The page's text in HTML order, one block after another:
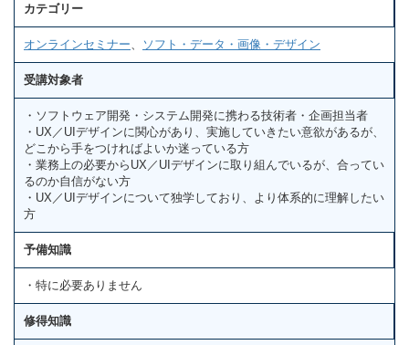
カテゴリー
オンラインセミナー ソフト・データ・画像・デザイン
受講対象者
・ソフトウェア開発・システム開発に携わる技術者・企画担当者
・UX／UIデザインに関心があり、実施していきたい意欲があるが、
どこから手をつければよいか迷っている方
・業務上の必要からUX／UIデザインに取り組んでいるが、合ってい
るのか自信がない方
・UX／UIデザインについて独学しており、より体系的に理解したい
方
予備知識
・特に必要ありません
修得知識